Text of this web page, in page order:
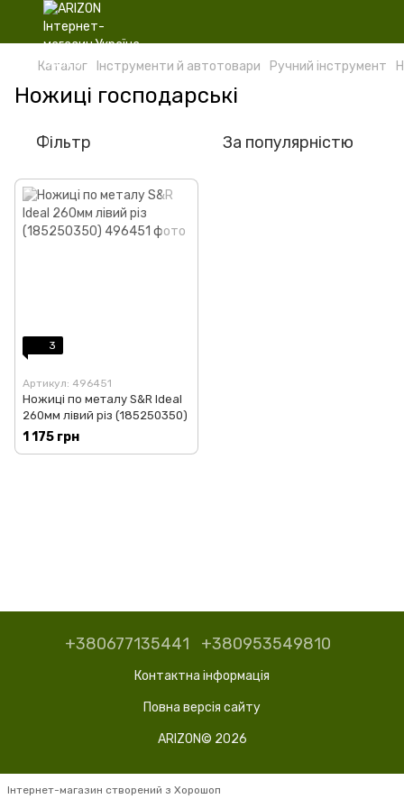
Каталог Інструменти й автотовари Ручний інструмент
Ножиці господарські
Фільтр За популярністю
3
Артикул: 496451
Ножиці по металу S&R Ideal
260мм лівий різ (185250350)
1 175 грн
+380677135441 +380953549810
Контактна інформація
Повна версія сайту
ARIZON© 2026
Інтернет-магазин створений з Хорошоп